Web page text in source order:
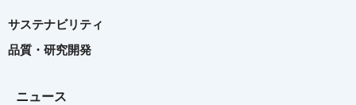
サステナビリティ
品質・研究開発
ニュース